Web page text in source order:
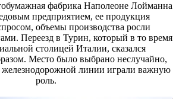
фабрика Наполеоне Лойманна
предприятием, ее продукция
объемы производства росли
Переезд в Турин, который в то время
столицей Италии, сказался
Место было выбрано неслучайно,
железнодорожной линии играли важную
роль.